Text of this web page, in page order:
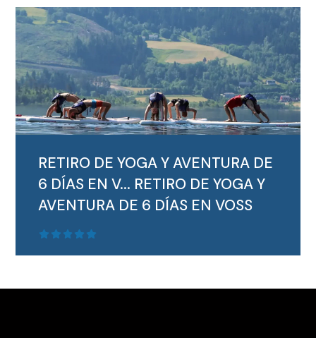
SEGUIR LEYENDO
RETIRO DE YOGA Y AVENTURA DE
6 DÍAS EN V... RETIRO DE YOGA Y
AVENTURA DE 6 DÍAS EN VOSS